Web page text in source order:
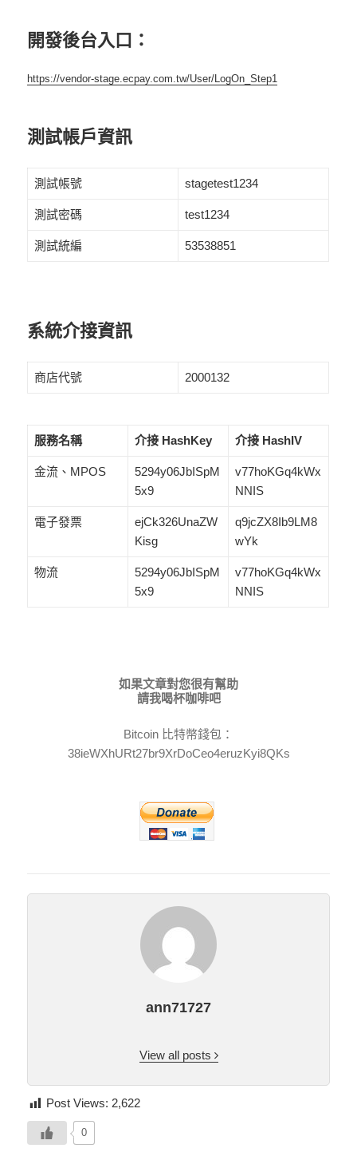
開發後台入口：
https://vendor-stage.ecpay.com.tw/User/LogOn_Step1
測試帳戶資訊
測試帳號 stagetest1234
測試密碼 test1234
測試統編 53538851
系統介接資訊
商店代號 2000132
服務名稱 介接 HashKey 介接 HashIV
金流、MPOS
5294y06JbISpM
5x9
v77hoKGq4kWx
NNIS
電子發票
ejCk326UnaZW
Kisg
q9jcZX8Ib9LM8
wYk
物流
5294y06JbISpM
5x9
v77hoKGq4kWx
NNIS
如果文章對您很有幫助
請我喝杯咖啡吧
Bitcoin 比特幣錢包：
38ieWXhURt27br9XrDoCeo4eruzKyi8QKs
ann71727
View all posts
Post Views: 2,622
0